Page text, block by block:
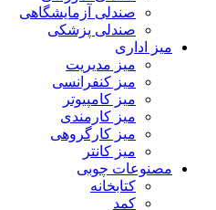
صندلی آزمایشگاهی
صندلی پزشکی
میز اداری
میز مدیریت
میز کنفرانسی
میز کامپیوتر
میز کارمندی
میز کارگروهی
میز کانتر
مصنوعات چوبی
کتابخانه
کمد